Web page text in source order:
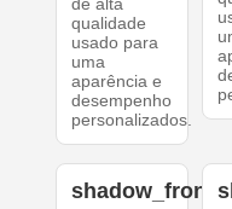
de alta
qualidade
usado para
uma
aparência e
desempenho
personalizados.